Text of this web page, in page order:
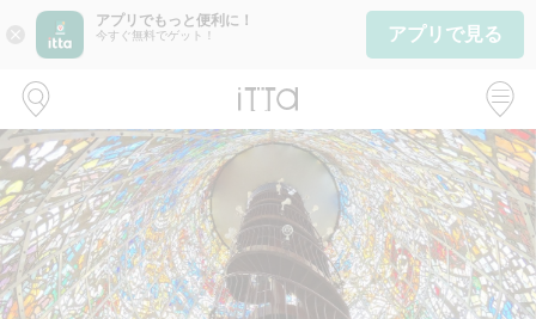
close
アプリでもっと便利に！
今すぐ無料でゲット！ アプリで見る